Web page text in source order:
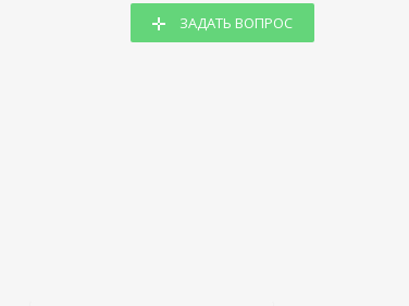
ЗАДАТЬ ВОПРОС